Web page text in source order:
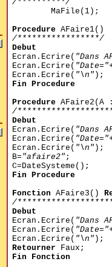
/**********/
MaFile(1);
ProcedureAFaire1()
/*****************/
Debut
Ecran.Ecrire( "Dans
Ecran.Ecrire( "Date="
Ecran.Ecrire( "\n" );
Fin Procedure
ProcedureAFaire2(A
/
Debut
Ecran.Ecrire( "Dans
Ecran.Ecrire( "Date="
Ecran.Ecrire( "\n" );
B= "afaire2" ;
C=DateSysteme();
Fin Procedure
Fonction AFaire3()
/
Debut
Ecran.Ecrire( "Dans
Ecran.Ecrire( "Date="
Ecran.Ecrire( "\n" );
Retourner Faux;
Fin Fonction